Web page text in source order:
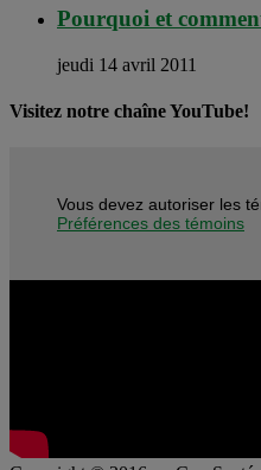
Pourquoi et
jeudi 14 avril 2011
Visitez notre chaîne YouTube!
Vous devez autoriser les
Préférences des témoins